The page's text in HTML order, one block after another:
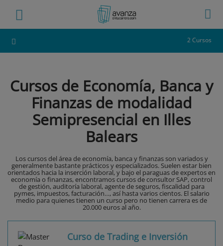
2 Cursos
Cursos de Economía, Banca y
Finanzas de modalidad
Semipresencial en Illes
Balears
Los cursos del área de economía, banca y finanzas son variados y
generalmente bastante prácticos y especializados. Suelen estar bien
orientados hacia la inserción laboral, y bajo el paraguas de expertos en
economía o finanzas, encontramos cursos de consultor SAP, control
de gestión, auditoría laboral, agente de seguros, fiscalidad para
pymes, impuestos, facturación…, así hasta varios cientos. El salario
medio para quienes tienen un curso pero no tienen carrera es de
20.000 euros al año.
Curso de Trading e Inversión